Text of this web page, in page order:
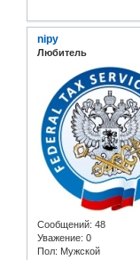
nipy
Любитель
Сообщений: 48
Уважение: 0
Пол: Мужской